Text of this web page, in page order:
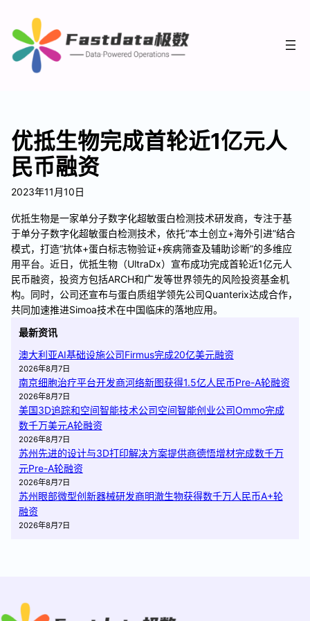
优抵生物完成首轮近1亿元人
民币融资
2023年11月10日
优抵生物是一家单分子数字化超敏蛋白检测技术研发商，专注于基
于单分子数字化超敏蛋白检测技术，依托“本土创立+海外引进”结合
模式，打造“抗体+蛋白标志物验证+疾病筛查及辅助诊断”的多维应
用平台。近日，优抵生物（UltraDx）宣布成功完成首轮近1亿元人
民币融资，投资方包括ARCH和广发等世界领先的风险投资基金机
构。同时，公司还宣布与蛋白质组学领先公司Quanterix达成合作，
共同加速推进Simoa技术在中国临床的落地应用。
最新资讯
澳大利亚AI基础设施公司Firmus完成20亿美元融资
2026年8月7日
南京细胞治疗平台开发商河络新图获得1.5亿人民币Pre-A轮融资
2026年8月7日
美国3D追踪和空间智能技术公司空间智能创业公司Ommo完成
数千万美元A轮融资
2026年8月7日
苏州先进的设计与3D打印解决方案提供商德悟增材完成数千万
元Pre-A轮融资
2026年8月7日
苏州眼部微型创新器械研发商明澈生物获得数千万人民币A+轮
融资
2026年8月7日